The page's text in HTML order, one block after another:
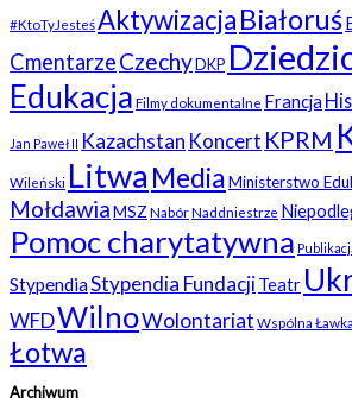
#KtoTyJesteśAktywizacjaBiałoruś
CmentarzeCzechyDKP
Edukacja Filmy dokumentalne Francja
Jan Paweł II Kazachstan Koncert KPRM
Wileński Litwa MediaMinisterstwo
MołdawiaMSZ NabórNaddniestrze
Pomoc charytatywna
StypendiaStypendia FundacjiTeatr
WFDWilnoWolontariat Wspólna Ławka
Łotwa
Archiwum